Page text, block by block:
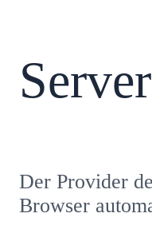
Der Provider
Browser